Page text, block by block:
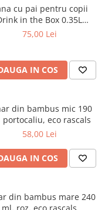
cu pai pentru copii
in the Box 0.35L
himbeere
75,00 Lei
IN COS
din bambus mic 190
portocaliu, eco rascals
58,00 Lei
IN COS
din bambus mare 240